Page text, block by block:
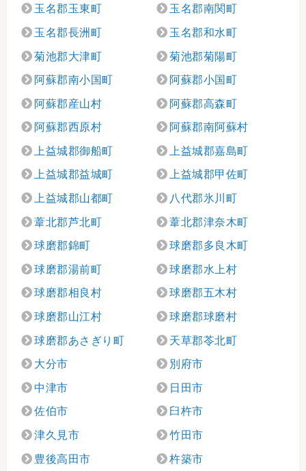
玉名郡玉東町 玉名郡南関町
玉名郡長洲町 玉名郡和水町
菊池郡大津町 菊池郡菊陽町
阿蘇郡南小国町 阿蘇郡小国町
阿蘇郡産山村 阿蘇郡高森町
阿蘇郡西原村 阿蘇郡南阿蘇村
上益城郡御船町 上益城郡嘉島町
上益城郡益城町 上益城郡甲佐町
上益城郡山都町 八代郡氷川町
葦北郡芦北町 葦北郡津奈木町
球磨郡錦町 球磨郡多良木町
球磨郡湯前町 球磨郡水上村
球磨郡相良村 球磨郡五木村
球磨郡山江村 球磨郡球磨村
球磨郡あさぎり町 天草郡苓北町
大分市 別府市
中津市 日田市
佐伯市 臼杵市
津久見市 竹田市
豊後高田市 杵築市